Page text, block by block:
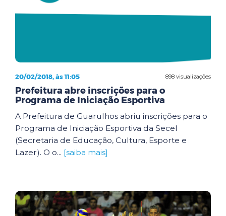
898 visualizações
20/02/2018, às 11:05
Prefeitura abre inscrições para o
Programa de Iniciação Esportiva
A Prefeitura de Guarulhos abriu inscrições para o
Programa de Iniciação Esportiva da Secel
(Secretaria de Educação, Cultura, Esporte e
Lazer). O o... [saiba mais]